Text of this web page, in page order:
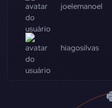
joelemanoel
hiagosilvas